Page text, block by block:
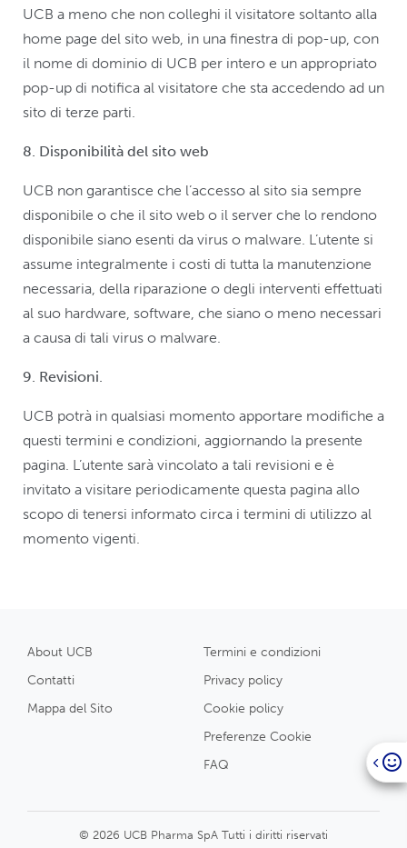
UCB a meno che non colleghi il visitatore soltanto alla
home page del sito web, in una finestra di pop-up, con
il nome di dominio di UCB per intero e un appropriato
pop-up di notifica al visitatore che sta accedendo ad un
sito di terze parti.
8. Disponibilità del sito web
UCB non garantisce che l’accesso al sito sia sempre
disponibile o che il sito web o il server che lo rendono
disponibile siano esenti da virus o malware. L’utente si
assume integralmente i costi di tutta la manutenzione
necessaria, della riparazione o degli interventi effettuati
al suo hardware, software, che siano o meno necessari
a causa di tali virus o malware.
9. Revisioni.
UCB potrà in qualsiasi momento apportare modifiche a
questi termini e condizioni, aggiornando la presente
pagina. L’utente sarà vincolato a tali revisioni e è
invitato a visitare periodicamente questa pagina allo
scopo di tenersi informato circa i termini di utilizzo al
momento vigenti.
About UCB
Contatti
Mappa del Sito
Termini e condizioni
Privacy policy
Cookie policy
Preferenze Cookie
FAQ
© 2026 UCB Pharma SpA Tutti i diritti riservati